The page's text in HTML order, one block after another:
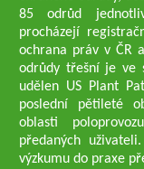
85 odrůd
procházejí
ochrana práv v ČR
odrůdy třešní je ve
udělen US Plant
poslední pětileté
oblasti
předaných
výzkumu do praxe